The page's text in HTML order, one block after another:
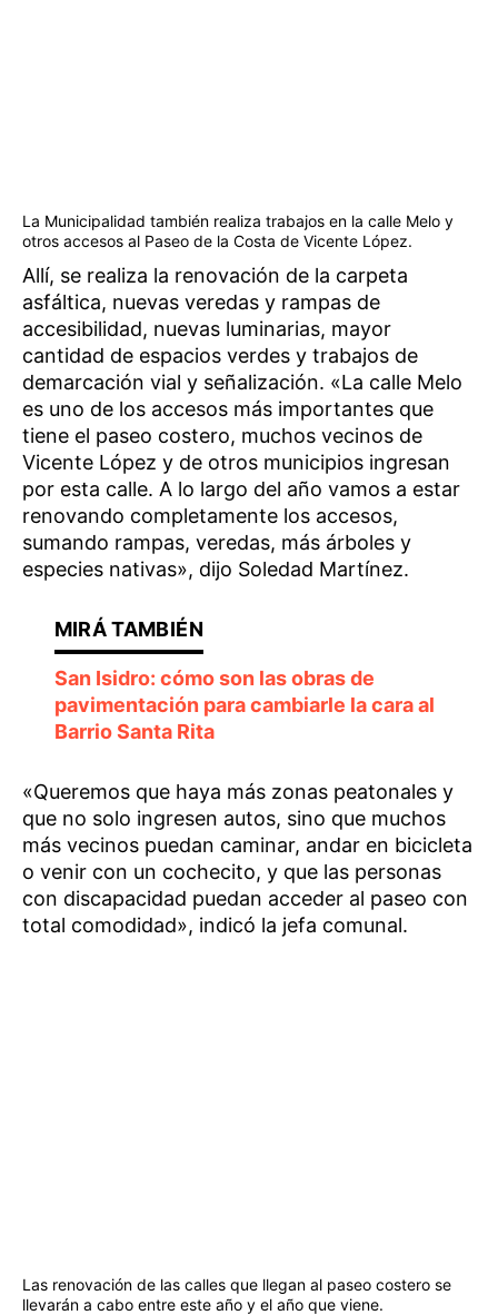
La Municipalidad también realiza trabajos en la calle Melo y
otros accesos al Paseo de la Costa de Vicente López.
Allí, se realiza la renovación de la carpeta
asfáltica, nuevas veredas y rampas de
accesibilidad, nuevas luminarias, mayor
cantidad de espacios verdes y trabajos de
demarcación vial y señalización. «La calle Melo
es uno de los accesos más importantes que
tiene el paseo costero, muchos vecinos de
Vicente López y de otros municipios ingresan
por esta calle. A lo largo del año vamos a estar
renovando completamente los accesos,
sumando rampas, veredas, más árboles y
especies nativas», dijo Soledad Martínez.
San Isidro: cómo son las obras de
pavimentación para cambiarle la cara al
Barrio Santa Rita
«Queremos que haya más zonas peatonales y
que no solo ingresen autos, sino que muchos
más vecinos puedan caminar, andar en bicicleta
o venir con un cochecito, y que las personas
con discapacidad puedan acceder al paseo con
total comodidad», indicó la jefa comunal.
Las renovación de las calles que llegan al paseo costero se
llevarán a cabo entre este año y el año que viene.